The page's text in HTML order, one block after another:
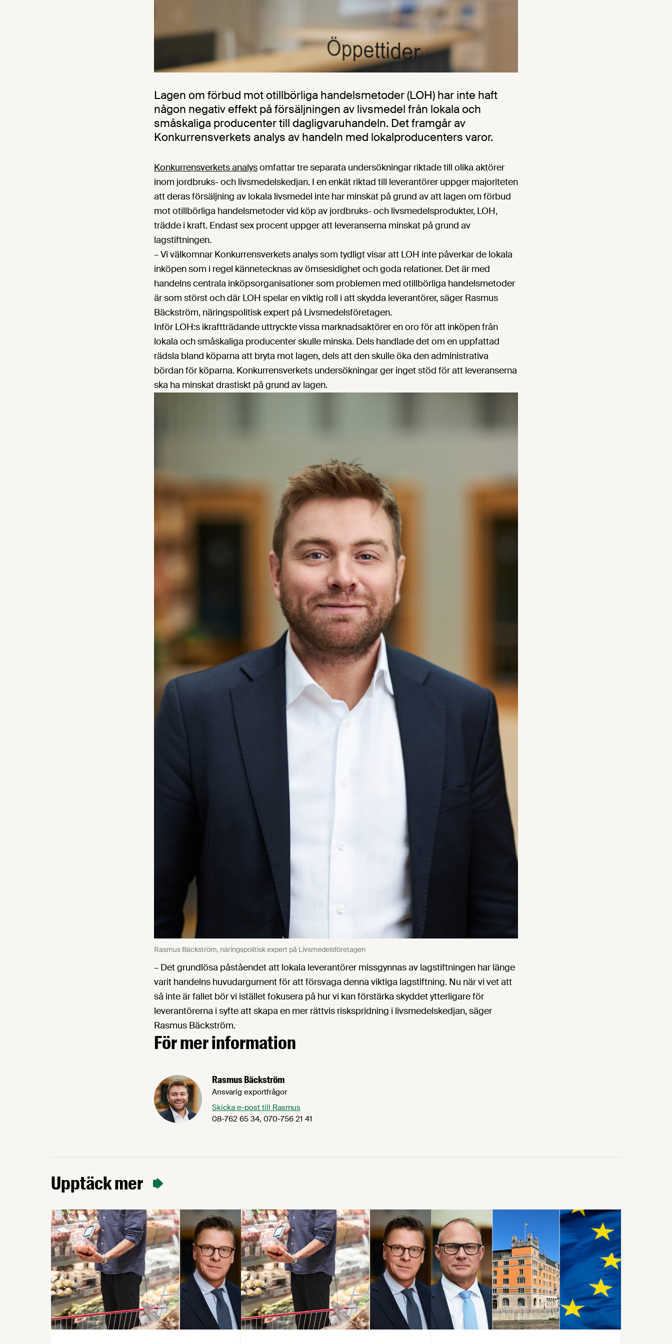
Lagen om förbud mot otillbörliga handelsmetoder (LOH) har inte haft
någon negativ effekt på försäljningen av livsmedel från lokala och
småskaliga producenter till dagligvaruhandeln. Det framgår av
Konkurrensverkets analys av handeln med lokalproducenters varor.
Konkurrensverkets analysomfattar tre separata undersökningar riktade till olika aktörer
inom jordbruks- och livsmedelskedjan. I en enkät riktad till leverantörer uppger majoriteten
att deras försäljning av lokala livsmedel inte har minskat på grund av att lagen om förbud
mot otillbörliga handelsmetoder vid köp av jordbruks- och livsmedelsprodukter, LOH,
trädde i kraft. Endast sex procent uppger att leveranserna minskat på grund av
lagstiftningen.
– Vi välkomnar Konkurrensverkets analys som tydligt visar att LOH inte påverkar de lokala
inköpen som i regel kännetecknas av ömsesidighet och goda relationer. Det är med
handelns centrala inköpsorganisationer som problemen med otillbörliga handelsmetoder
är som störst och där LOH spelar en viktig roll i att skydda leverantörer, säger Rasmus
Bäckström, näringspolitisk expert på Livsmedelsföretagen.
Inför LOH:s ikraftträdande uttryckte vissa marknadsaktörer en oro för att inköpen från
lokala och småskaliga producenter skulle minska. Dels handlade det om en uppfattad
rädsla bland köparna att bryta mot lagen, dels att den skulle öka den administrativa
bördan för köparna. Konkurrensverkets undersökningar ger inget stöd för att leveranserna
ska ha minskat drastiskt på grund av lagen.
Rasmus Bäckström, näringspolitisk expert på Livsmedelsföretagen
– Det grundlösa påståendet att lokala leverantörer missgynnas av lagstiftningen har länge
varit handelns huvudargument för att försvaga denna viktiga lagstiftning. Nu när vi vet att
så inte är fallet bör vi istället fokusera på hur vi kan förstärka skyddet ytterligare för
leverantörerna i syfte att skapa en mer rättvis riskspridning i livsmedelskedjan, säger
Rasmus Bäckström.
För mer information
Rasmus Bäckström
Ansvarig exportfrågor
Skicka e-post till Rasmus
08-762 65 34, 070-756 21 41
Upptäck mer